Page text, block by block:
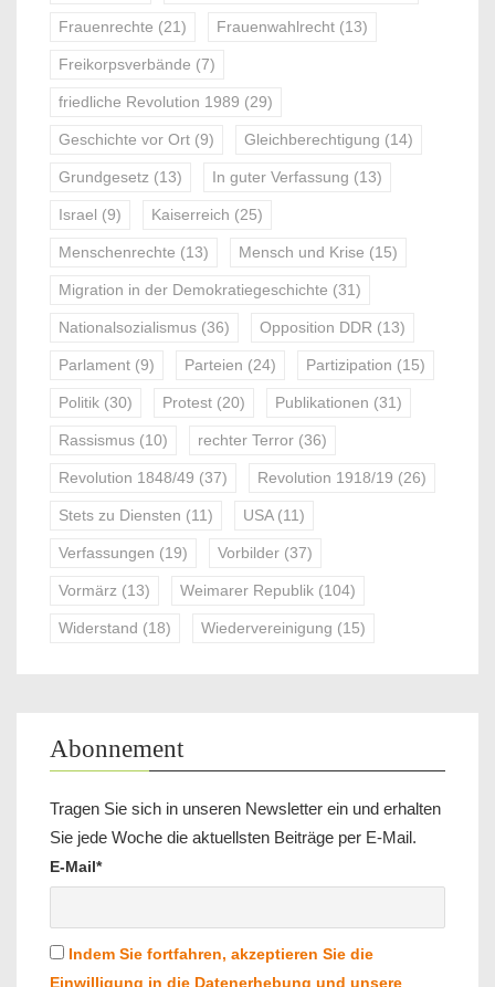
Frauenrechte (21) Frauenwahlrecht (13)
Freikorpsverbände (7)
friedliche Revolution 1989 (29)
Geschichte vor Ort (9) Gleichberechtigung (14)
Grundgesetz (13) In guter Verfassung (13)
Israel (9) Kaiserreich (25)
Menschenrechte (13) Mensch und Krise (15)
Migration in der Demokratiegeschichte (31)
Nationalsozialismus (36) Opposition DDR (13)
Parlament (9) Parteien (24) Partizipation (15)
Politik (30) Protest (20) Publikationen (31)
Rassismus (10) rechter Terror (36)
Revolution 1848/49 (37) Revolution 1918/19 (26)
Stets zu Diensten (11) USA(11)
Verfassungen (19) Vorbilder (37)
Vormärz (13) Weimarer Republik (104)
Widerstand (18) Wiedervereinigung (15)
Abonnement
Tragen Sie sich in unseren Newsletter ein und erhalten
Sie jede Woche die aktuellsten Beiträge per E-Mail.
E-Mail*
Indem Sie fortfahren, akzeptieren Sie die
Einwilligung in die Datenerhebung und unsere